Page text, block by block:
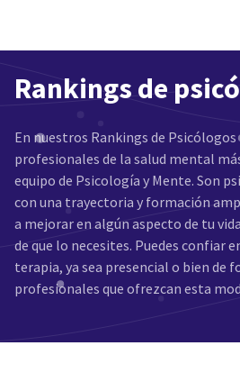
Rankings de
En nuestros Rankings de
profesionales de la salud mental
equipo de Psicología y Mente. Son
con una trayectoria y formación
a mejorar en algún aspecto de tu
de que lo necesites. Puedes confiar
terapia, ya sea presencial o bien de
profesionales que ofrezcan esta